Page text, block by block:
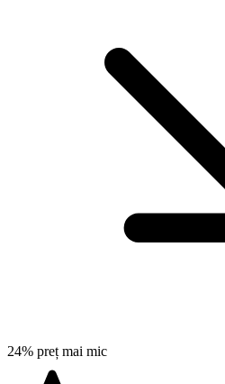
24% preț mai mic